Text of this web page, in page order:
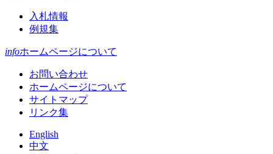
入札情報
例規集
infoホームページについて
お問い合わせ
ホームページについて
サイトマップ
リンク集
English
中文